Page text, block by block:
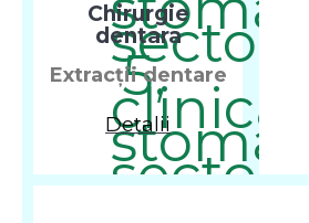
Chirurgie
dentara
Extracții dentare
Detalii